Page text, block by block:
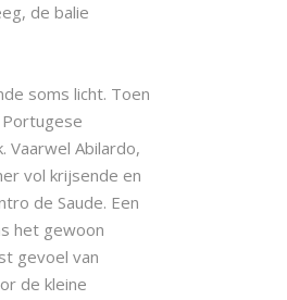
de balie
soms licht. Toen
Vaarwel Abilardo,
vol krijsende en
de Saude. Een
het gewoon
gevoel van
de kleine